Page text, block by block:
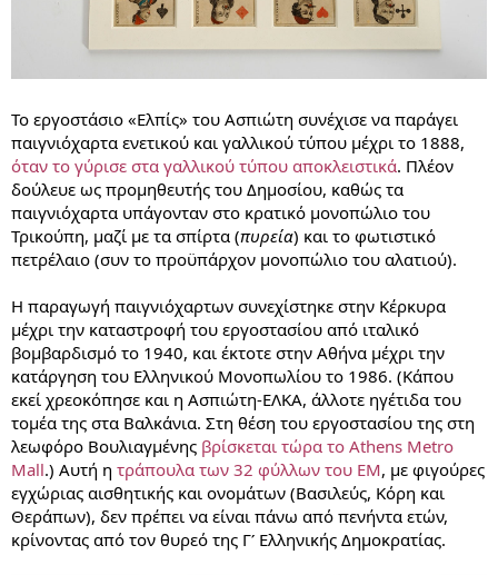
Το εργοστάσιο «Ελπίς» του Ασπιώτη συνέχισε να παράγει
παιγνιόχαρτα ενετικού και γαλλικού τύπου μέχρι το 1888,
όταν το γύρισε στα γαλλικού τύπου αποκλειστικά. Πλέον
δούλευε ως προμηθευτής του Δημοσίου, καθώς τα
παιγνιόχαρτα υπάγονταν στο κρατικό μονοπώλιο του
Τρικούπη, μαζί με τα σπίρτα (πυρεία) και το φωτιστικό
πετρέλαιο (συν το προϋπάρχον μονοπώλιο του αλατιού).
Η παραγωγή παιγνιόχαρτων συνεχίστηκε στην Κέρκυρα
μέχρι την καταστροφή του εργοστασίου από ιταλικό
βομβαρδισμό το 1940, και έκτοτε στην Αθήνα μέχρι την
κατάργηση του Ελληνικού Μονοπωλίου το 1986. (Κάπου
εκεί χρεοκόπησε και η Ασπιώτη-ΕΛΚΑ, άλλοτε ηγέτιδα του
τομέα της στα Βαλκάνια. Στη θέση του εργοστασίου της στη
λεωφόρο Βουλιαγμένης βρίσκεται τώρα το Athens Metro
Mall.) Αυτή η τράπουλα των 32 φύλλων του ΕΜ, με φιγούρες
εγχώριας αισθητικής και ονομάτων (Βασιλεύς, Κόρη και
Θεράπων), δεν πρέπει να είναι πάνω από πενήντα ετών,
κρίνοντας από τον θυρεό της Γʹ Ελληνικής Δημοκρατίας.